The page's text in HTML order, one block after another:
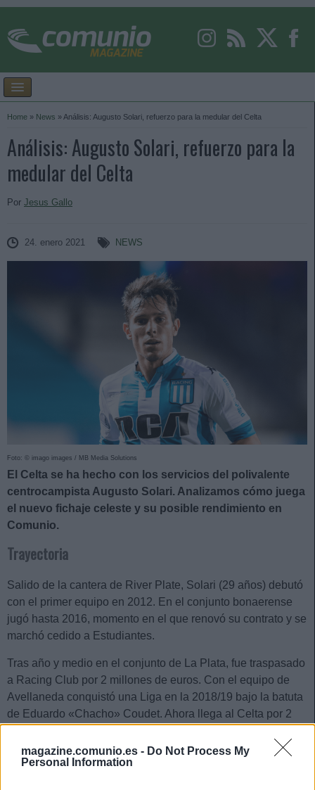
magazine.comunio.es - Do Not Process My
Personal Information
Home » News » Análisis: Augusto Solari, refuerzo para la medular del Celta
Análisis: Augusto Solari, refuerzo para la
medular del Celta
Por Jesus Gallo
24. enero 2021 NEWS
Foto: © imago images / MB Media Solutions
El Celta se ha hecho con los servicios del polivalente
centrocampista Augusto Solari. Analizamos cómo juega
el nuevo fichaje celeste y su posible rendimiento en
Comunio.
Trayectoria
Salido de la cantera de River Plate, Solari (29 años) debutó
con el primer equipo en 2012. En el conjunto bonaerense
jugó hasta 2016, momento en el que renovó su contrato y se
marchó cedido a Estudiantes.
Tras año y medio en el conjunto de La Plata, fue traspasado
a Racing Club por 2 millones de euros. Con el equipo de
Avellaneda conquistó una Liga en la 2018/19 bajo la batuta
de Eduardo «Chacho» Coudet. Ahora llega al Celta por 2
Actualidad Comunio: ¿Olaza fuera del Celta? ¿Papu